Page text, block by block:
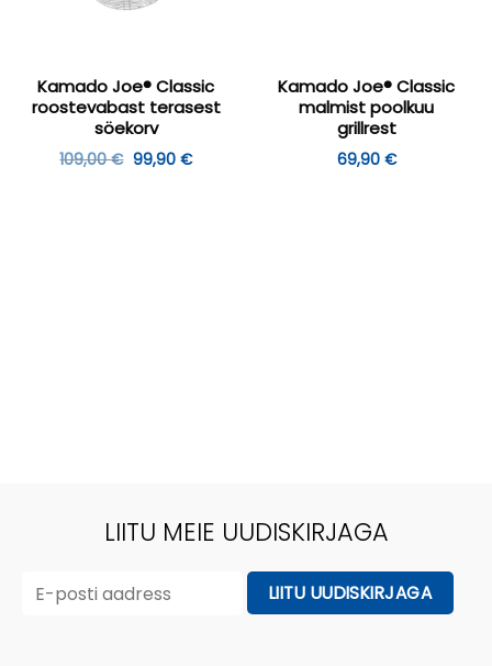
Kamado Joe® Classic
roostevabast terasest
söekorv
109,00€ Algne
hind
99,90 €Praegune
Kamado Joe® Classic
malmist poolkuu
grillrest
69,90 €
LIITU MEIE UUDISKIRJAGA